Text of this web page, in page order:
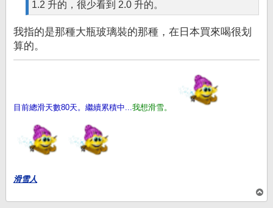
1.2 升的，很少看到 2.0 升的。
我指的是那種大瓶玻璃裝的那種，在日本買來喝很划
算的。
目前總滑天數80天。繼續累積中...我想滑雪。
滑雪人
頂